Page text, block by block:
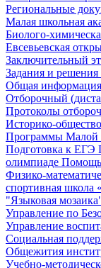
Региональные
Малая школьная
Биолого-
Евсевьевская
Заключительный
Задания и решения
Общая информация
Отборочный
Протоколы
Историко-
Программы Малой
Подготовка к ЕГЭ
олимпиаде Помощь
Физико-
спортивная школа
"Языковая
Управление по
Управление
Социальная
Общежития
Учебно-